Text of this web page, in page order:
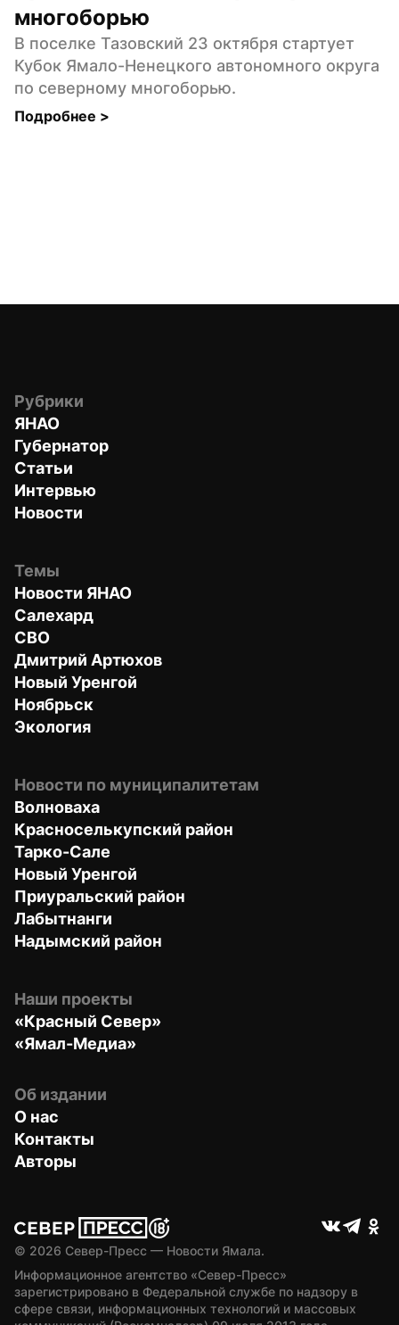
многоборью
В поселке Тазовский 23 октября стартует
Кубок Ямало-Ненецкого автономного округа
по северному многоборью.
Подробнее >
Рубрики
ЯНАО
Губернатор
Статьи
Интервью
Новости
Темы
Новости ЯНАО
Салехард
СВО
Дмитрий Артюхов
Новый Уренгой
Ноябрьск
Экология
Новости по муниципалитетам
Волноваха
Красноселькупский район
Тарко-Сале
Новый Уренгой
Приуральский район
Лабытнанги
Надымский район
Наши проекты
«Красный Север»
«Ямал-Медиа»
Об издании
О нас
Контакты
Авторы
© 2026 Север-Пресс — Новости Ямала.
Информационное агентство «Север-Пресс»
зарегистрировано в Федеральной службе по надзору в
сфере связи, информационных технологий и массовых